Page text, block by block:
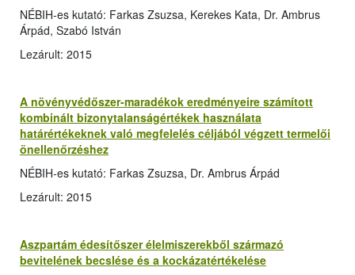
NÉBIH-es kutató: Farkas Zsuzsa, Kerekes Kata, Dr. Ambrus
Árpád, Szabó István
Lezárult: 2015
A növényvédőszer-maradékok eredményeire számított
kombinált bizonytalanságértékek használata
határértékeknek való megfelelés céljából végzett termelői
önellenőrzéshez
NÉBIH-es kutató: Farkas Zsuzsa, Dr. Ambrus Árpád
Lezárult: 2015
Aszpartám édesítőszer élelmiszerekből származó
bevitelének becslése és a kockázatértékelése